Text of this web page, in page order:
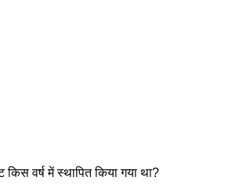
किस वर्ष में स्थापित किया गया था?